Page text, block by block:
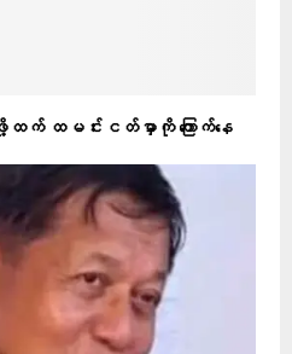
ထက် ထမင်းငတ်မှာကို ကြောက်နေ